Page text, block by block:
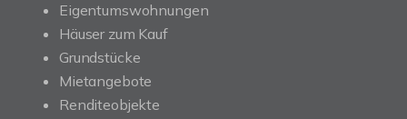
Eigentumswohnungen
Häuser zum Kauf
Grundstücke
Mietangebote
Renditeobjekte